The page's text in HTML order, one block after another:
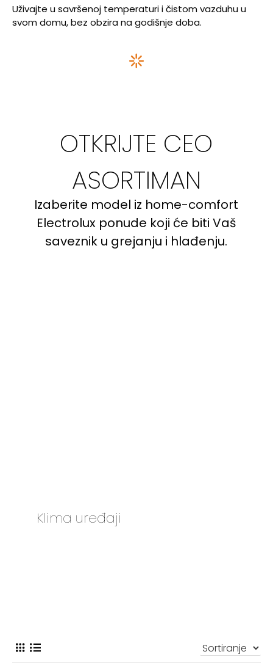
Uživajte u savršenoj temperaturi i čistom vazduhu u
svom domu, bez obzira na godišnje doba.
OTKRIJTE CEO
ASORTIMAN
Izaberite model iz home-comfort
Electrolux ponude koji će biti Vaš
saveznik u grejanju i hlađenju.
Klima uređaji